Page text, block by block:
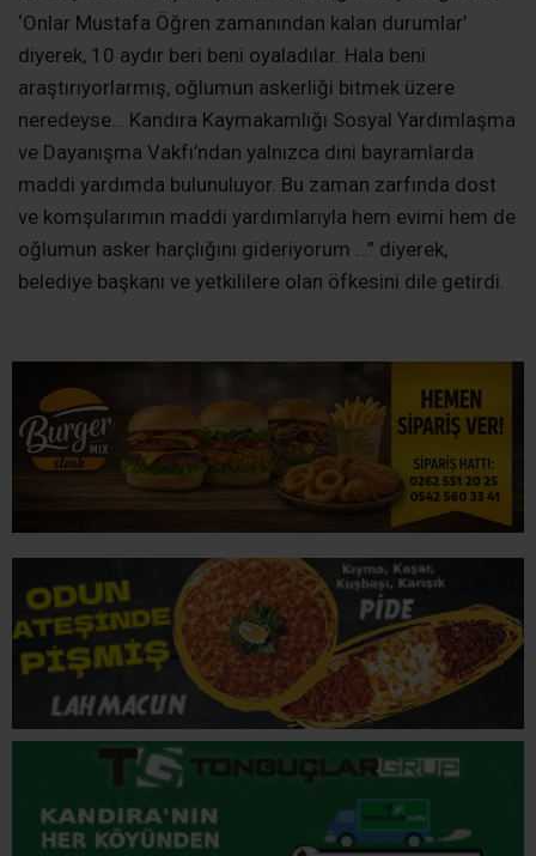
‘Onlar Mustafa Öğren zamanından kalan durumlar’
diyerek, 10 aydır beri beni oyaladılar. Hala beni
araştırıyorlarmış, oğlumun askerliği bitmek üzere
neredeyse… Kandıra Kaymakamlığı Sosyal Yardımlaşma
ve Dayanışma Vakfı’ndan yalnızca dini bayramlarda
maddi yardımda bulunuluyor. Bu zaman zarfında dost
ve komşularımın maddi yardımlarıyla hem evimi hem de
oğlumun asker harçlığını gideriyorum …” diyerek,
belediye başkanı ve yetkililere olan öfkesini dile getirdi.